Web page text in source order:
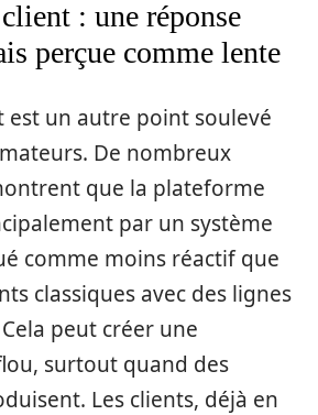
: une réponse
perçue comme lente
est un autre point soulevé
De nombreux
que la plateforme
par un système
comme moins réactif que
classiques avec des lignes
peut créer une
surtout quand des
Les clients, déjà en